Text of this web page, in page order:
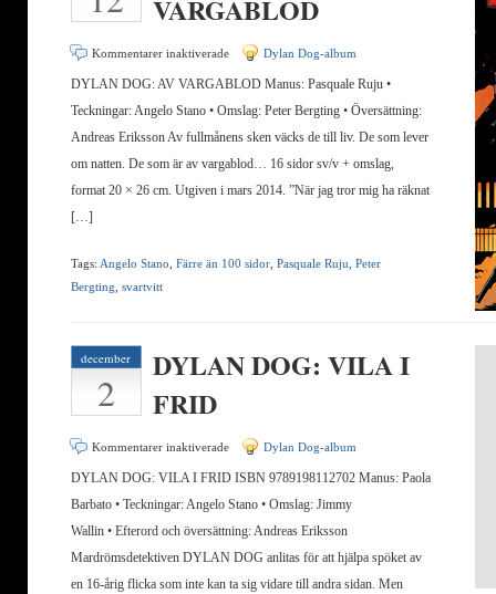
VARGABLOD
Kommentarer inaktiverade för
AV
VARGABLOD
Dylan Dog-album
DYLAN DOG: AV VARGABLOD Manus: Pasquale Ruju •
Teckningar: Angelo Stano • Omslag: Peter Bergting • Översättning:
Andreas Eriksson Av fullmånens sken väcks de till liv. De som lever
om natten. De som är av vargablod… 16 sidor sv/v + omslag,
format 20 × 26 cm. Utgiven i mars 2014. ”När jag tror mig ha räknat
[…]
Tags: Angelo Stano Färre än 100 sidor Pasquale Ruju Peter
Bergting svartvitt
december
2
DYLAN DOG: VILA I
FRID
Kommentarer inaktiverade för
I
FRID
Dylan Dog-album
DYLAN DOG: VILA I FRID ISBN 9789198112702 Manus: Paola
Barbato • Teckningar: Angelo Stano • Omslag: Jimmy
Wallin • Efterord och översättning: Andreas Eriksson
Mardrömsdetektiven DYLAN DOG anlitas för att hjälpa spöket av
en 16-årig flicka som inte kan ta sig vidare till andra sidan. Men